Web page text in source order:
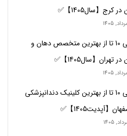
کرج【سال1405】✅
معرفی 10 تا از بهترین متخصص دهان و
تهران【سال1405】✅
معرفی 10 تا از بهترین کلینیک دندانپزشکی
【آپدیت1405】✅